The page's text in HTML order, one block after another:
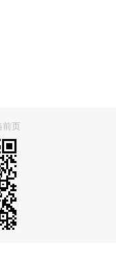
前页